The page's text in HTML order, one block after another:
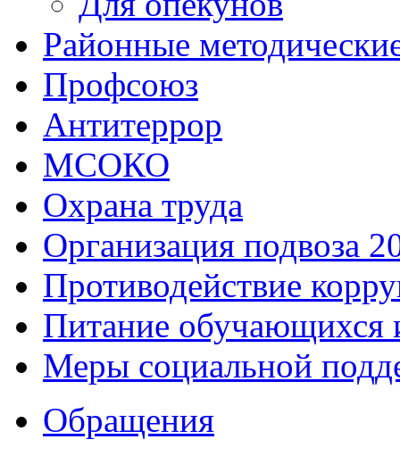
Районные
Профсоюз
Антитеррор
МСОКО
Охрана труда
Организация подвоза
Противодействие
Питание обучающихся
Меры социальной
Обращения